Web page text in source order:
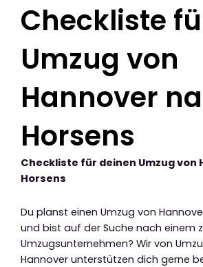
Checkliste
Umzug von
Hannover
Horsens
Checkliste für deinen Umzug von
Horsens
Du planst einen Umzug von
und bist auf der Suche nach einem
Umzugsunternehmen? Wir von
Hannover unterstützen dich gerne